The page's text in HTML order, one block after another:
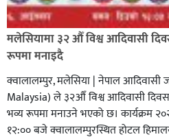
आज मिति (वि.सं.) : २०८३ साउन
मलेसियामा ३२ औँ विश्व आदिवासी
रूपमा मनाइदै
क्वालालम्पुर, मलेसिया | नेपाल आदिवासी
Malaysia) ले ३२औँ विश्व आदिवासी
भव्य रूपमा मनाउने भएको छ। कार्यक्रम
१२:०० बजे क्वालालम्पुरस्थित होटल